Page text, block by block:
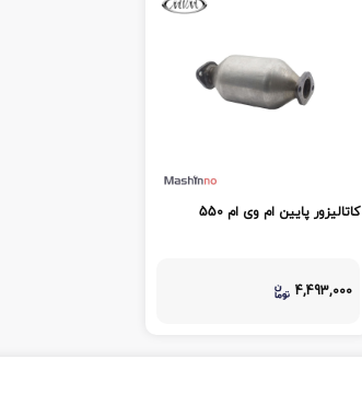
کاتالیزور پایین ام وی ام 550
4,493,000